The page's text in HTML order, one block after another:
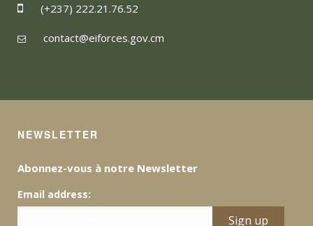
(+237) 222.21.76.52
contact@eiforces.gov.cm
NEWSLETTER
Abonnez-vous à notre Newsletter
Email address: